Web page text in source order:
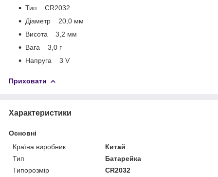
Тип CR2032
Діаметр 20,0 мм
Висота 3,2 мм
Вага 3,0 г
Напруга 3 V
Приховати
Характеристики
Основні
Країна виробник
Китай
Тип
Батарейка
Типорозмір
CR2032